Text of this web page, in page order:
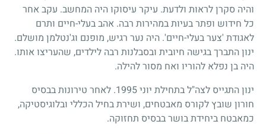
והיה סקרן לראות ולדעת. עיקר עיסוקו היה המחשב. עקב אחר
כל חידוש ופתר בעיות במהירות רבה. אהב בעלי-חיים ותרם
לאגודת 'צער בעלי-חיים'. היה נער רגיש, מופנם וג'נטלמן מושלם.
ינון התברך בגישה חיובית ובסבלנות רבה לילדים, שהעריצו אותו.
היה בן נפלא להוריו ואח מסור להילה.
ינון התגייס לצה"ל בתחילת יוני1995. לאחר טירונות בבסיס
חורון שובץ לקורס מאבטחים, ושירת בחיל הכללי ובלוגיסטיקה,
כמאבטח ביחידת בושר בבסיס תחזוקה.